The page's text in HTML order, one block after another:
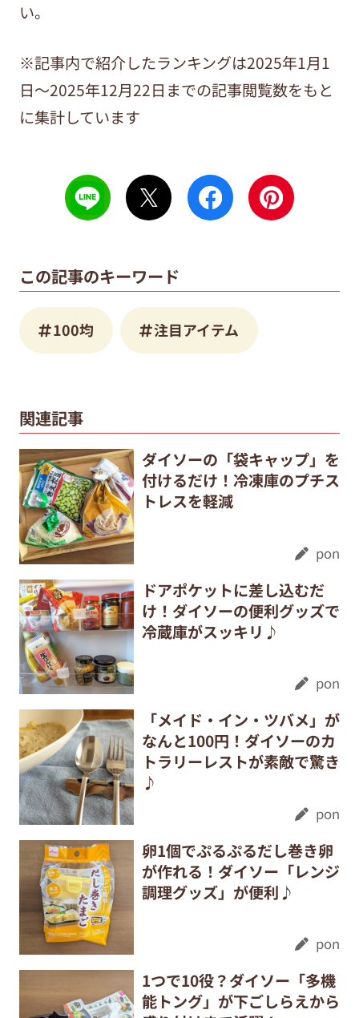
い。
※記事内で紹介したランキングは2025年1月1
日～2025年12月22日までの記事閲覧数をもと
に集計しています
この記事のキーワード
100均 注目アイテム
関連記事
ダイソーの「袋キャップ」を
付けるだけ！冷凍庫のプチス
トレスを軽減
pon
ドアポケットに差し込むだ
け！ダイソーの便利グッズで
冷蔵庫がスッキリ♪
pon
「メイド・イン・ツバメ」が
なんと100円！ダイソーのカ
トラリーレストが素敵で驚き
♪
pon
卵1個でぷるぷるだし巻き卵
が作れる！ダイソー「レンジ
調理グッズ」が便利♪
pon
1つで10役？ダイソー「多機
能トング」が下ごしらえから